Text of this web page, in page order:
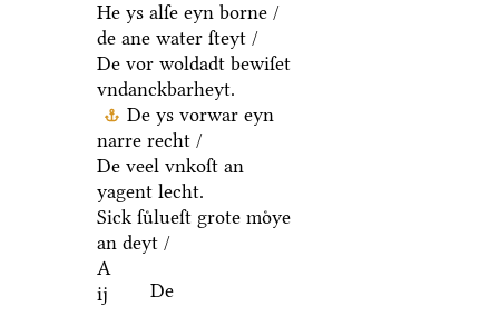
He ys alſe eyn borne /
de ane water ſteyt /
De vor woldadt bewiſet
vndanckbarheyt.
De ys vorwar eyn
narre recht /
De veel vnkoſt an
yagent lecht.
Sick ſuͤlueſt grote moͤye
an deyt /
A
ij
De